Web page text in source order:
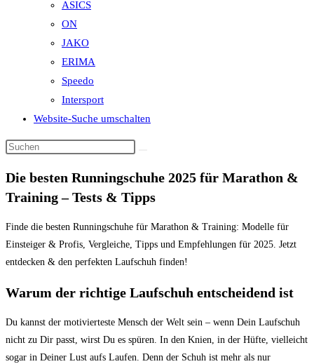
ASICS
ON
JAKO
ERIMA
Speedo
Intersport
Website-Suche umschalten
Die besten Runningschuhe 2025 für Marathon &
Training – Tests & Tipps
Finde die besten Runningschuhe für Marathon & Training: Modelle für
Einsteiger & Profis, Vergleiche, Tipps und Empfehlungen für 2025. Jetzt
entdecken & den perfekten Laufschuh finden!
Warum der richtige Laufschuh entscheidend ist
Du kannst der motivierteste Mensch der Welt sein – wenn Dein Laufschuh
nicht zu Dir passt, wirst Du es spüren. In den Knien, in der Hüfte, vielleicht
sogar in Deiner Lust aufs Laufen. Denn der Schuh ist mehr als nur